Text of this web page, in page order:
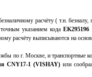
расчёту ( т.н.
указанием кодаEK295196
расчёту выписываются на
по г. Москве, и транспортные
CNY17-1 (VISHAY) или